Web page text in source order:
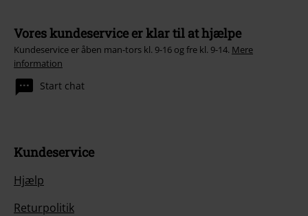
Vores kundeservice er klar til at hjælpe
Kundeservice er åben man-tors kl. 9-16 og fre kl. 9-14. Mere
information
Start chat
Kundeservice
Hjælp
Returpolitik